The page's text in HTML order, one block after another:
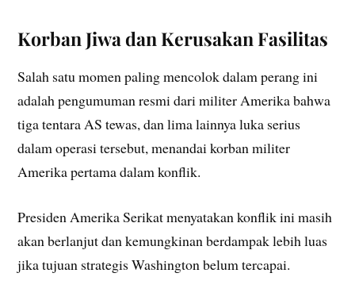
Korban Jiwa dan Kerusakan Fasilitas
Salah satu momen paling mencolok dalam perang ini
adalah pengumuman resmi dari militer Amerika bahwa
tiga tentara AS tewas, dan lima lainnya luka serius
dalam operasi tersebut, menandai korban militer
Amerika pertama dalam konflik.
Presiden Amerika Serikat menyatakan konflik ini masih
akan berlanjut dan kemungkinan berdampak lebih luas
jika tujuan strategis Washington belum tercapai.